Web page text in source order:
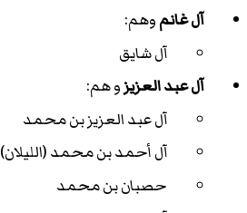
آل غانموهم:
آل شايق
آل عبد العزيزو هم:
آل عبد العزيز بن محمد
آل أحمد بن محمد (الليلان)
حصبان بن محمد